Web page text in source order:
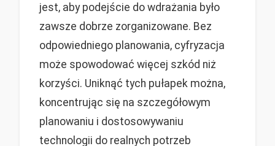
jest, aby podejście do wdrażania było
zawsze dobrze zorganizowane. Bez
odpowiedniego planowania, cyfryzacja
może spowodować więcej szkód niż
korzyści. Uniknąć tych pułapek można,
koncentrując się na szczegółowym
planowaniu i dostosowywaniu
technologii do realnych potrzeb